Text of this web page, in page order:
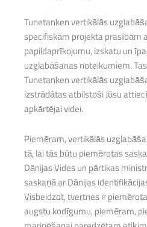
Tunetanken vertikālās
specifiskām projekta prasībām
papildaprīkojumu, izskatu un
uzglabāšanas noteikumiem.
Tunetanken vertikālās
izstrādātas atbilstoši Jūsu
apkārtējai videi.
Piemēram, vertikālās
tā, lai tās būtu piemērotas
Dānijas Vides un pārtikas
saskaņā ar Dānijas
Visbeidzot, tvertnes ir
augstu kodīgumu, piemēram,